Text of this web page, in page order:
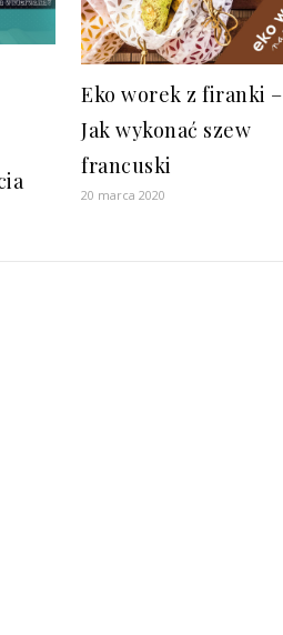
Eko worek z firanki –
Jak wykonać szew
francuski
20 marca 2020